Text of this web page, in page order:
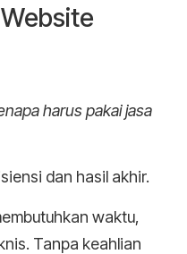
harus pakai jasa
dan hasil akhir.
waktu,
Tanpa keahlian